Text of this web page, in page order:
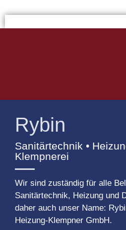
Rybin
Sanitärtechnik •
Klempnerei
Wir sind zuständig für alle
Sanitärtechnik, Heizung und
daher auch unser Name:
Heizung-Klempner GmbH.